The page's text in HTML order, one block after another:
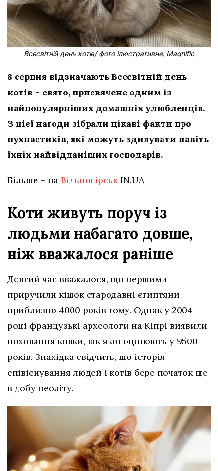
Всесвітній день котів/ фото ілюстративне, Magnific
8 серпня відзначають Всесвітній день
котів – свято, присвячене одним із
найпопулярніших домашніх улюбленців.
З цієї нагоди зібрали цікаві факти про
пухнастиків, які можуть здивувати навіть
їхніх найвідданіших господарів.
Більше – на ВільногірськIN.UA.
Коти живуть поруч із
людьми набагато довше,
ніж вважалося раніше
Довгий час вважалося, що першими
приручили кішок стародавні єгиптяни –
приблизно 4000 років тому. Однак у 2004
році французькі археологи на Кіпрі виявили
поховання кішки, вік якої оцінюють у 9500
років. Знахідка свідчить, що історія
співіснування людей і котів бере початок ще
в добу неоліту.